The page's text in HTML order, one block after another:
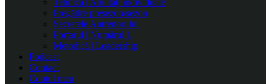
Tehnică | Abilități individuale
Pregătire presezon/sezon
Secretele Antrenorului
Portarul | Numărul 1
Metodică | Leadership
Podcast
Contact
Contul meu